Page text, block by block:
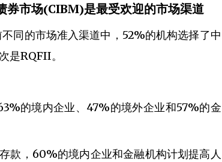
券市场(CIBM)是最受欢迎的市场渠道
同的市场准入渠道中，52%的机构选择了中
是RQFII。
的境内企业、47%的境外企业和57%的金
款，60%的境内企业和金融机构计划提高人